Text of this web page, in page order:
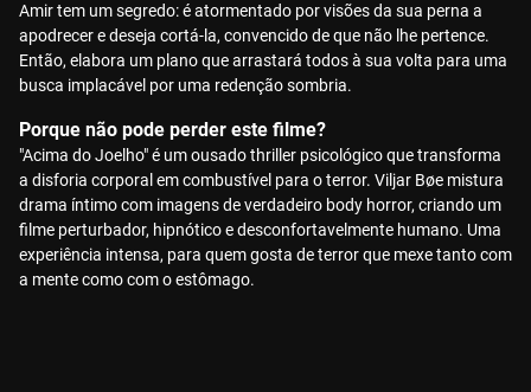
Amir tem um segredo: é atormentado por visões da sua perna a
apodrecer e deseja cortá-la, convencido de que não lhe pertence.
Então, elabora um plano que arrastará todos à sua volta para uma
busca implacável por uma redenção sombria.
Porque não pode perder este filme?
"Acima do Joelho" é um ousado thriller psicológico que transforma
a disforia corporal em combustível para o terror. Viljar Bøe mistura
drama íntimo com imagens de verdadeiro body horror, criando um
filme perturbador, hipnótico e desconfortavelmente humano. Uma
experiência intensa, para quem gosta de terror que mexe tanto com
a mente como com o estômago.